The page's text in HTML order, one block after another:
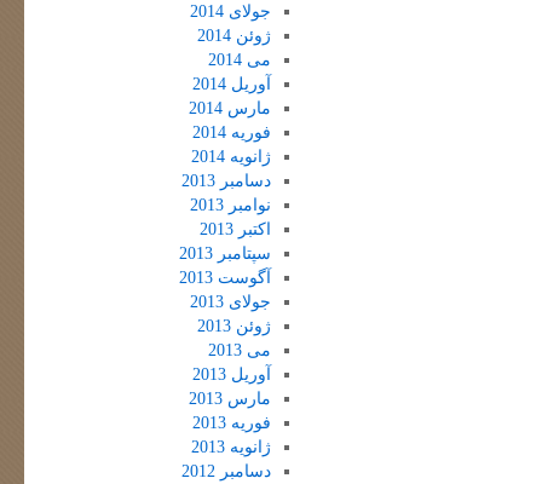
جولای 2014
ژوئن 2014
می 2014
آوریل 2014
مارس 2014
فوریه 2014
ژانویه 2014
دسامبر 2013
نوامبر 2013
اکتبر 2013
سپتامبر 2013
آگوست 2013
جولای 2013
ژوئن 2013
می 2013
آوریل 2013
مارس 2013
فوریه 2013
ژانویه 2013
دسامبر 2012